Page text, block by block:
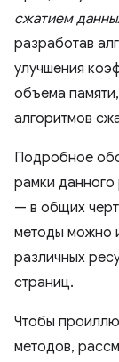
сжатием
разработав
улучшения
объема
алгоритмов
Подробное
рамки
— в общих
методы можно
различных
страниц.
Чтобы
методов,